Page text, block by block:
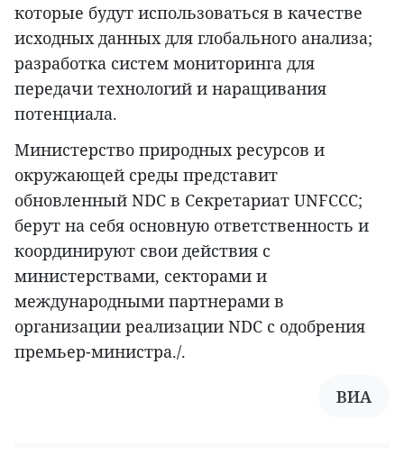
которые будут использоваться в качестве
исходных данных для глобального анализа;
разработка систем мониторинга для
передачи технологий и наращивания
потенциала.
Министерство природных ресурсов и
окружающей среды представит
обновленный NDC в Секретариат UNFCCC;
берут на себя основную ответственность и
координируют свои действия с
министерствами, секторами и
международными партнерами в
организации реализации NDC с одобрения
премьер-министра./.
ВИА